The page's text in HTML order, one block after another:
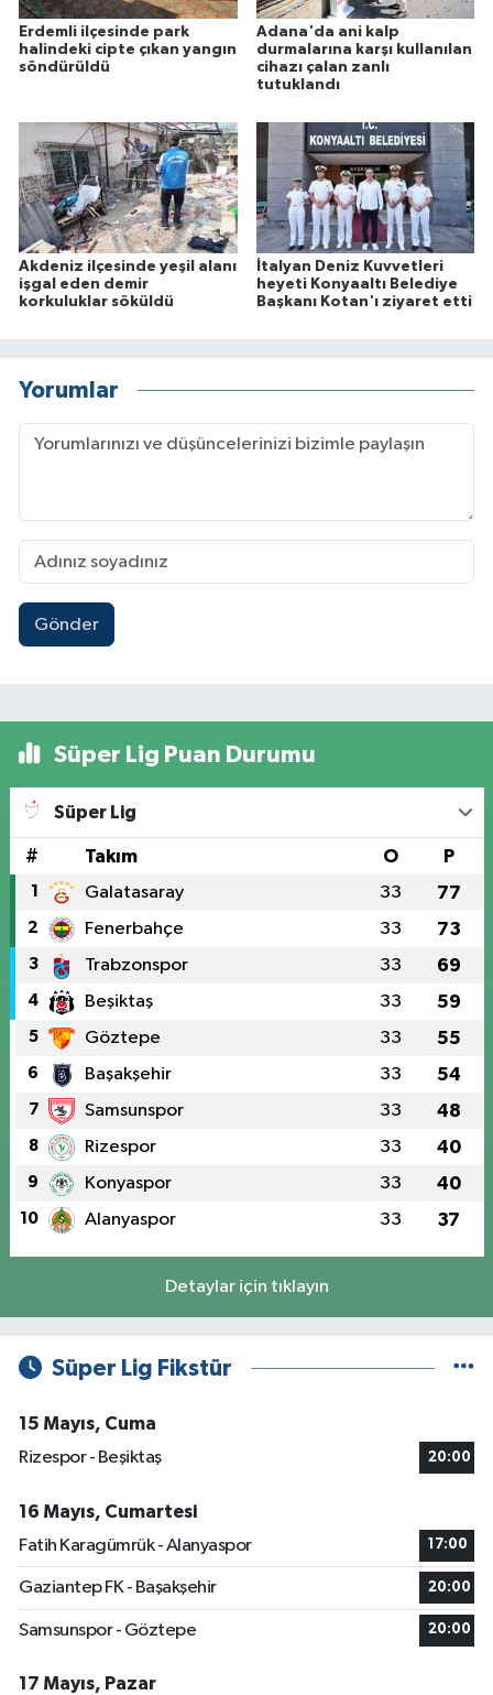
Erdemli ilçesinde park
halindeki cipte çıkan yangın
söndürüldü
Adana'da ani kalp
durmalarına karşı kullanılan
cihazı çalan zanlı
tutuklandı
Akdeniz ilçesinde yeşil alanı
işgal eden demir
korkuluklar söküldü
İtalyan Deniz Kuvvetleri
heyeti Konyaaltı Belediye
Başkanı Kotan'ı ziyaret etti
Yorumlar
Gönder
Süper Lig Puan Durumu
Süper Lig
# Takım O P
1 Galatasaray 33 77
2 Fenerbahçe 33 73
3 Trabzonspor 33 69
4 Beşiktaş 33 59
5 Göztepe 33 55
6 Başakşehir 33 54
7 Samsunspor 33 48
8 Rizespor 33 40
9 Konyaspor 33 40
10 Alanyaspor 33 37
Detaylar için tıklayın
Süper Lig Fikstür
15 Mayıs, Cuma
Rizespor - Beşiktaş
20:00
16 Mayıs, Cumartesi
Fatih Karagümrük - Alanyaspor
17:00
Gaziantep FK - Başakşehir 20:00
Samsunspor - Göztepe 20:00
17 Mayıs, Pazar